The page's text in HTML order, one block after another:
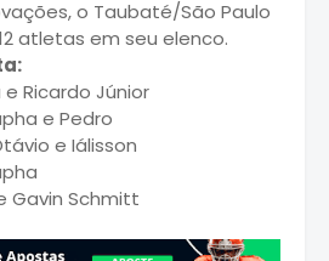
o Taubaté/São Paulo
atletas em seu elenco.
e Ricardo Júnior
e Pedro
e Iálisson
Gavin Schmitt